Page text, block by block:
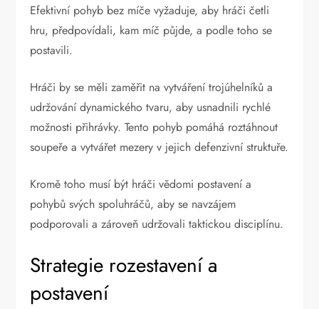
Efektivní pohyb bez míče vyžaduje, aby hráči četli
hru, předpovídali, kam míč půjde, a podle toho se
postavili.
Hráči by se měli zaměřit na vytváření trojúhelníků a
udržování dynamického tvaru, aby usnadnili rychlé
možnosti přihrávky. Tento pohyb pomáhá roztáhnout
soupeře a vytvářet mezery v jejich defenzivní struktuře.
Kromě toho musí být hráči vědomi postavení a
pohybů svých spoluhráčů, aby se navzájem
podporovali a zároveň udržovali taktickou disciplínu.
Strategie rozestavení a
postavení